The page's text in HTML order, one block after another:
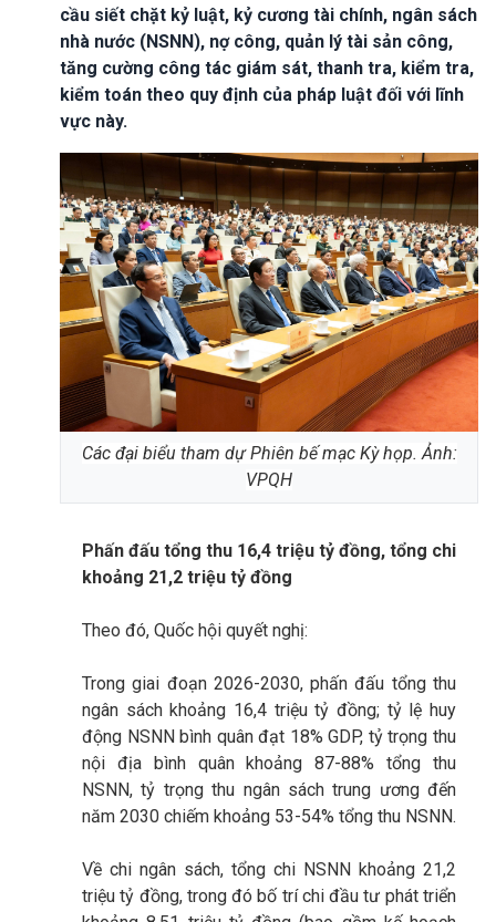
cầu siết chặt kỷ luật, kỷ cương tài chính, ngân sách
nhà nước (NSNN), nợ công, quản lý tài sản công,
tăng cường công tác giám sát, thanh tra, kiểm tra,
kiểm toán theo quy định của pháp luật đối với lĩnh
vực này.
Các đại biểu tham dự Phiên bế mạc Kỳ họp. Ảnh:
VPQH
Phấn đấu tổng thu 16,4 triệu tỷ đồng, tổng chi
khoảng 21,2 triệu tỷ đồng
Theo đó, Quốc hội quyết nghị:
Trong giai đoạn 2026-2030, phấn đấu tổng thu
ngân sách khoảng 16,4 triệu tỷ đồng; tỷ lệ huy
động NSNN bình quân đạt 18% GDP, tỷ trọng thu
nội địa bình quân khoảng 87-88% tổng thu
NSNN, tỷ trọng thu ngân sách trung ương đến
năm 2030 chiếm khoảng 53-54% tổng thu NSNN.
Về chi ngân sách, tổng chi NSNN khoảng 21,2
triệu tỷ đồng, trong đó bố trí chi đầu tư phát triển